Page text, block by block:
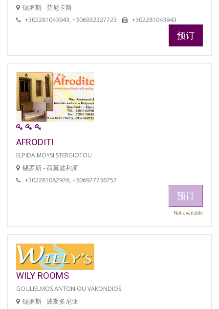
锡罗斯 - 芬尼卡斯
+302281043943, +306932327723 +302281043943
预订
AFRODITI
ELPIDA MOYSI STERGIOTOU
锡罗斯 - 荷莫波利斯
+302281082976, +306977736757
预订
Not available
WILY ROOMS
GOULIELMOS ANTONIOU VAKONDIOS
锡罗斯 - 波斯多尼亚